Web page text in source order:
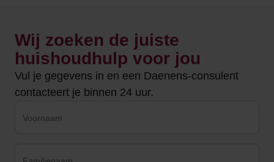
Wij zoeken de juiste
huishoudhulp voor jou
Vul je gegevens in en een Daenens-consulent
contacteert je binnen 24 uur.